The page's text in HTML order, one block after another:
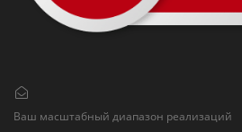
Ваш масштабный диапазон реализаций